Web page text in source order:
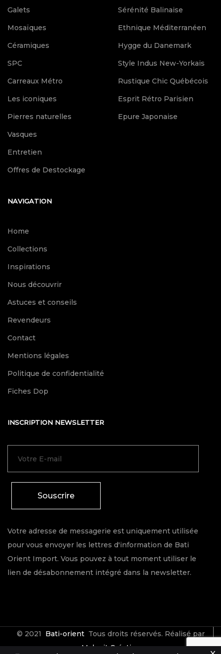
Galets
Mosaïques
Céramiques
SPC
Carreaux Métro
Les iconiques
Pierres naturelles
Vasques
Entretien
Offres de Destockage
Sérénité Balinaise
Ethnique Méditerranéen
Hygge du Danemark
Style Indus New-Yorkais
Rustique Chic Québécois
Esprit Rétro Parisien
Epure Japonaise
NAVIGATION
Home
Collections
Inspirations
Nous découvrir
Astuces et conseils
Revendeurs
Contact
Mentions légales
Politique de confidentialité
Fiches Dop
INSCRIPTION NEWSLETTER
Souscrire
Votre adresse de messagerie est uniquement utilisée
pour vous envoyer les lettres d'information de Bati
Orient Import. Vous pouvez à tout moment utiliser le
lien de désabonnement intégré dans la newsletter.
© 2021 Bati-orient Tous droits réservés. Réalisé par
Make it Créative